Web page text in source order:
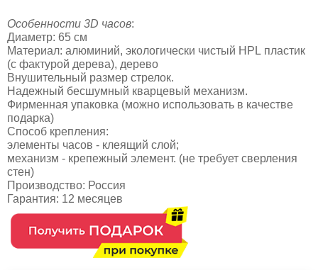
Особенности 3D часов:
Диаметр: 65 см
Материал: алюминий, экологически чистый HPL пластик
(с фактурой дерева), дерево
Внушительный размер стрелок.
Надежный бесшумный кварцевый механизм.
Фирменная упаковка (можно использовать в качестве
подарка)
Способ крепления:
элементы часов - клеящий слой;
механизм - крепежный элемент. (не требует сверления
стен)
Производство: Россия
Гарантия: 12 месяцев